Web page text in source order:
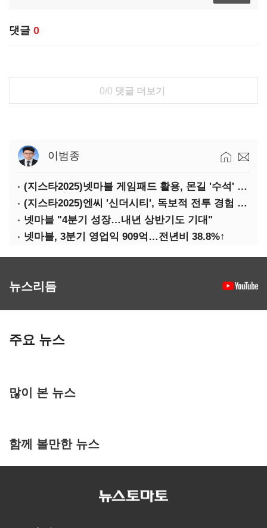
댓글 0
0/0 댓글 더보기
이범종
(지스타2025)넷마블 게임패드 활용, 몬길 '수석' 7대죄 '차석'
(지스타2025)엔씨 '신더시티', 독보적 전투 경험 필요
넷마블 "4분기 성장…내년 상반기도 기대"
넷마블, 3분기 영업익 909억…전년비 38.8%↑
뉴스리듬
주요 뉴스
많이 본 뉴스
함께 볼만한 뉴스